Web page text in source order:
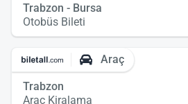
Trabzon - Bursa
Otobüs Bileti
Araç
Trabzon
Araç Kiralama